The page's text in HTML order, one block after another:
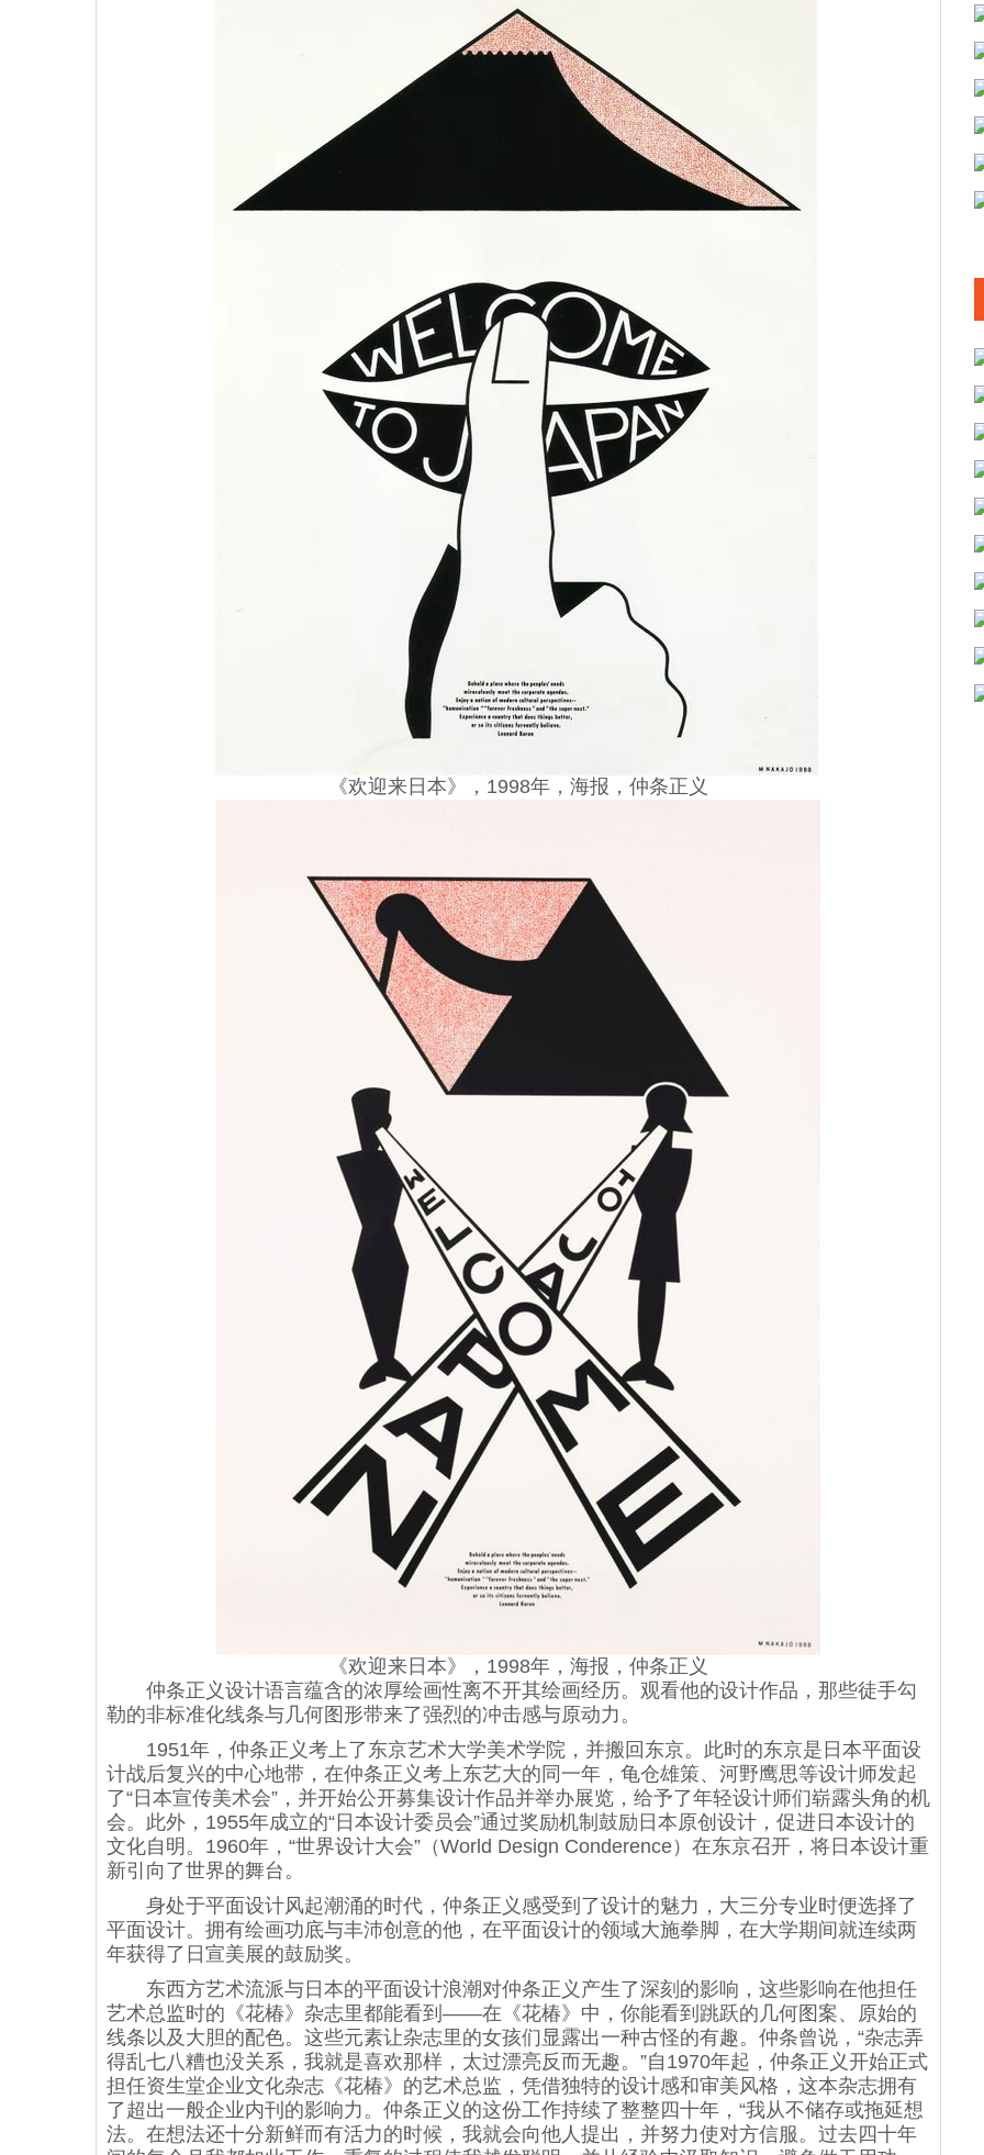
《欢迎来日本》，1998年，海报，仲条正义
《欢迎来日本》，1998年，海报，仲条正义
仲条正义设计语言蕴含的浓厚绘画性离不开其绘画经历。观看他的设计作品，那些徒手勾
勒的非标准化线条与几何图形带来了强烈的冲击感与原动力。
1951年，仲条正义考上了东京艺术大学美术学院，并搬回东京。此时的东京是日本平面设
计战后复兴的中心地带，在仲条正义考上东艺大的同一年，龟仓雄策、河野鹰思等设计师发起
了“日本宣传美术会”，并开始公开募集设计作品并举办展览，给予了年轻设计师们崭露头角的机
会。此外，1955年成立的“日本设计委员会”通过奖励机制鼓励日本原创设计，促进日本设计的
文化自明。1960年，“世界设计大会”（World Design Conderence）在东京召开，将日本设计重
新引向了世界的舞台。
身处于平面设计风起潮涌的时代，仲条正义感受到了设计的魅力，大三分专业时便选择了
平面设计。拥有绘画功底与丰沛创意的他，在平面设计的领域大施拳脚，在大学期间就连续两
年获得了日宣美展的鼓励奖。
东西方艺术流派与日本的平面设计浪潮对仲条正义产生了深刻的影响，这些影响在他担任
艺术总监时的《花椿》杂志里都能看到——在《花椿》中，你能看到跳跃的几何图案、原始的
线条以及大胆的配色。这些元素让杂志里的女孩们显露出一种古怪的有趣。仲条曾说，“杂志弄
得乱七八糟也没关系，我就是喜欢那样，太过漂亮反而无趣。”自1970年起，仲条正义开始正式
担任资生堂企业文化杂志《花椿》的艺术总监，凭借独特的设计感和审美风格，这本杂志拥有
了超出一般企业内刊的影响力。仲条正义的这份工作持续了整整四十年，“我从不储存或拖延想
法。在想法还十分新鲜而有活力的时候，我就会向他人提出，并努力使对方信服。过去四十年